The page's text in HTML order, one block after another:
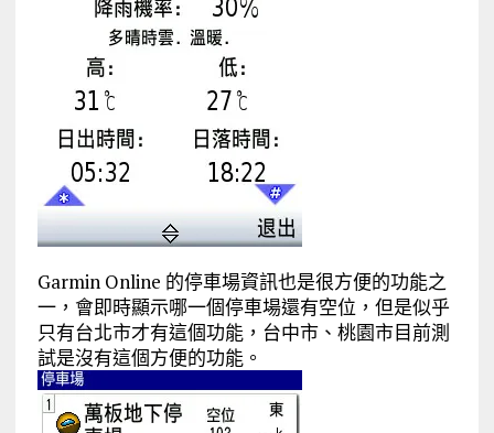
Garmin Online 的停車場資訊也是很方便的功能之
一，會即時顯示哪一個停車場還有空位，但是似乎
只有台北市才有這個功能，台中市、桃園市目前測
試是沒有這個方便的功能。